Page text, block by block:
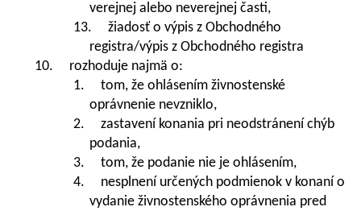
verejnej alebo neverejnej časti,
13. žiadosť o výpis z Obchodného
registra/výpis z Obchodného registra
10. rozhoduje najmä o:
1. tom, že ohlásením živnostenské
oprávnenie nevzniklo,
2. zastavení konania pri neodstránení chýb
podania,
3. tom, že podanie nie je ohlásením,
4. nesplnení určených podmienok v konaní o
vydanie živnostenského oprávnenia pred